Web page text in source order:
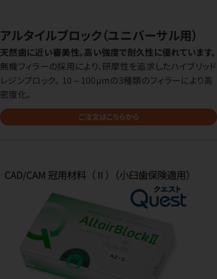
アルタイルブロック（ユニバーサル用）
天然歯に近い審美性。高い強度で耐久性に優れています。
無機フィラーの採用により、研摩性を追求したハイブリッド
レジンブロック。 10～100μmの3種類のフィラーにより高
密度化。
ご注文はこちらから